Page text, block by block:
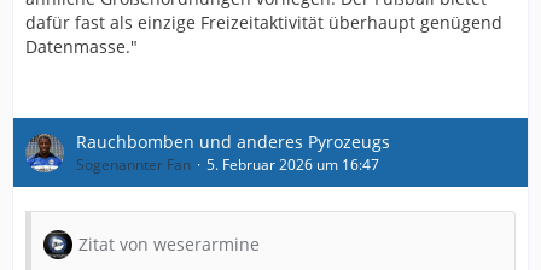
dafür fast als einzige Freizeitaktivität überhaupt genügend
Datenmasse."
Rauchbomben und anderes Pyrozeugs
Sogenannter Fan 5. Februar 2026 um 16:47
Zitat von weserarmine